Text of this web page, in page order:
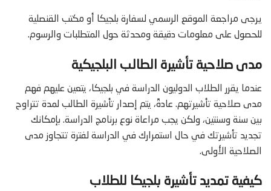
يرجى مراجعة الموقع الرسمي لسفارة بلجيكا أو مكتب القنصلية
للحصول على معلومات دقيقة ومحدثة حول المتطلبات والرسوم.
مدى صلاحية تأشيرة الطالب البلجيكية
عندما يقرر الطلاب الدوليون الدراسة في بلجيكا، يتعين عليهم فهم
مدى صلاحية تأشيرتهم. عادةً، يتم إصدار تأشيرة الطالب لمدة تتراوح
بين سنة وسنتين، ولكن يجب مراعاة نوع برنامج الدراسة. بإمكانك
تجديد تأشيرتك في حال استمرارك في الدراسة لفترة تتجاوز مدى
الصلاحية الأولى.
كيفية تمديد تأشيرة بلجيكا للطلاب